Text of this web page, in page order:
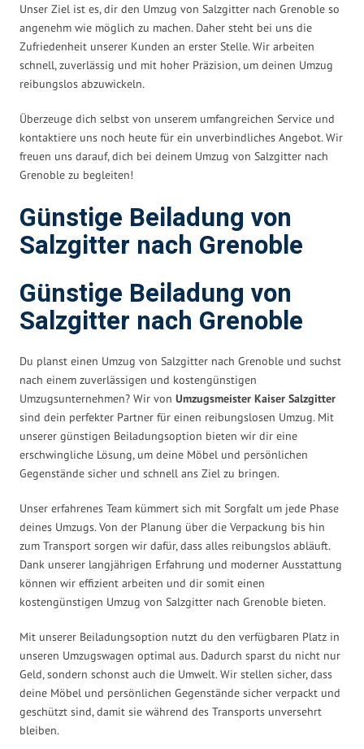
Unser Ziel ist es, dir den Umzug von Salzgitter nach Grenoble so
angenehm wie möglich zu machen. Daher steht bei uns die
Zufriedenheit unserer Kunden an erster Stelle. Wir arbeiten
schnell, zuverlässig und mit hoher Präzision, um deinen Umzug
reibungslos abzuwickeln.
Überzeuge dich selbst von unserem umfangreichen Service und
kontaktiere uns noch heute für ein unverbindliches Angebot. Wir
freuen uns darauf, dich bei deinem Umzug von Salzgitter nach
Grenoble zu begleiten!
Günstige Beiladung von
Salzgitter nach Grenoble
Günstige Beiladung von
Salzgitter nach Grenoble
Du planst einen Umzug von Salzgitter nach Grenoble und suchst
nach einem zuverlässigen und kostengünstigen
Umzugsunternehmen? Wir von Umzugsmeister Kaiser Salzgitter
sind dein perfekter Partner für einen reibungslosen Umzug. Mit
unserer günstigen Beiladungsoption bieten wir dir eine
erschwingliche Lösung, um deine Möbel und persönlichen
Gegenstände sicher und schnell ans Ziel zu bringen.
Unser erfahrenes Team kümmert sich mit Sorgfalt um jede Phase
deines Umzugs. Von der Planung über die Verpackung bis hin
zum Transport sorgen wir dafür, dass alles reibungslos abläuft.
Dank unserer langjährigen Erfahrung und moderner Ausstattung
können wir effizient arbeiten und dir somit einen
kostengünstigen Umzug von Salzgitter nach Grenoble bieten.
Mit unserer Beiladungsoption nutzt du den verfügbaren Platz in
unseren Umzugswagen optimal aus. Dadurch sparst du nicht nur
Geld, sondern schonst auch die Umwelt. Wir stellen sicher, dass
deine Möbel und persönlichen Gegenstände sicher verpackt und
geschützt sind, damit sie während des Transports unversehrt
bleiben.